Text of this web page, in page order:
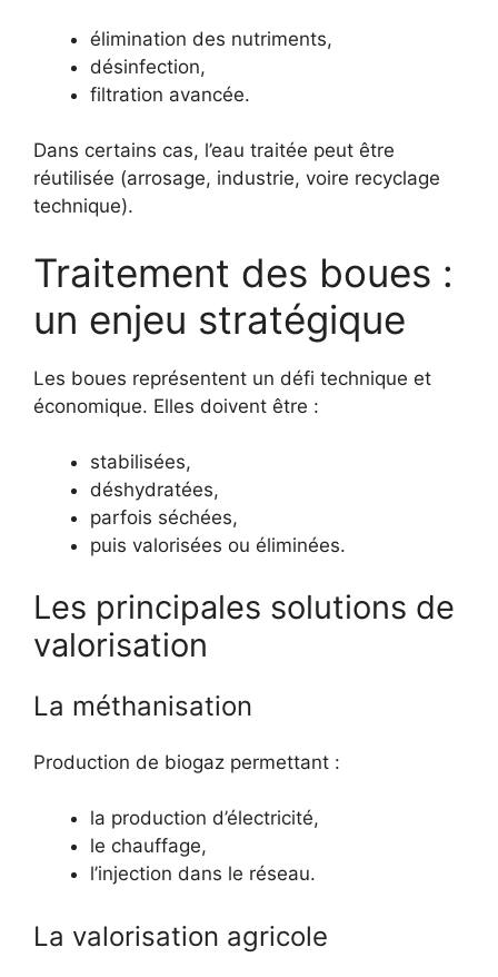
élimination des nutriments,
désinfection,
filtration avancée.
Dans certains cas, l’eau traitée peut être
réutilisée (arrosage, industrie, voire recyclage
technique).
Traitement des boues :
un enjeu stratégique
Les boues représentent un défi technique et
économique. Elles doivent être :
stabilisées,
déshydratées,
parfois séchées,
puis valorisées ou éliminées.
Les principales solutions de
valorisation
La méthanisation
Production de biogaz permettant :
la production d’électricité,
le chauffage,
l’injection dans le réseau.
La valorisation agricole